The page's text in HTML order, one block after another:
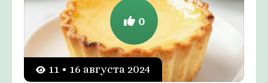
11 • 16 августа 2024
0